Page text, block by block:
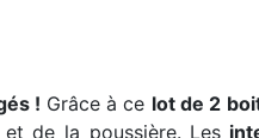
! Grâce à ce lot de 2
de la poussière. Les